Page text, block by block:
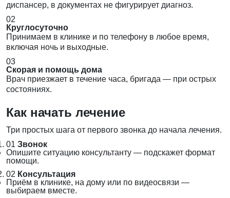
диспансер, в документах не фигурирует диагноз.
02
Круглосуточно
Принимаем в клинике и по телефону в любое время,
включая ночь и выходные.
03
Скорая и помощь дома
Врач приезжает в течение часа, бригада — при острых
состояниях.
Как начать лечение
Три простых шага от первого звонка до начала лечения.
01 Звонок
Опишите ситуацию консультанту — подскажет формат
помощи.
02 Консультация
Приём в клинике, на дому или по видеосвязи —
выбираем вместе.